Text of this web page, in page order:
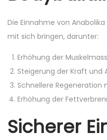
Die Einnahme von
mit sich bringen, darunter:
Erhöhung der
Steigerung der Kraft und
Schnellere Regeneration
Erhöhung der
Sicherer